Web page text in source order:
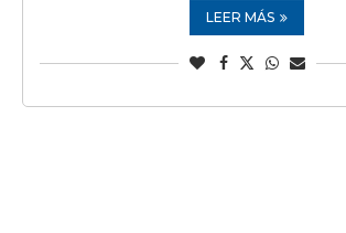
LEER MÁS